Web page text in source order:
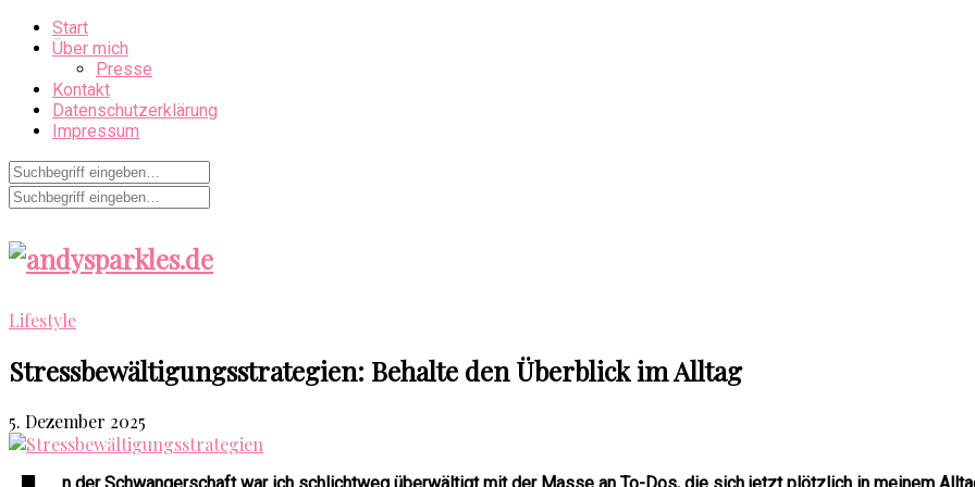
Start
Über mich
Presse
Kontakt
Datenschutzerklärung
Impressum
Lifestyle
Stressbewältigungsstrategien: Behalte den Überblick im Alltag
5. Dezember 2025
n der Schwangerschaft war ich schlichtweg überwältigt mit der Masse an To-Dos, die sich jetzt plötzlich in meinem